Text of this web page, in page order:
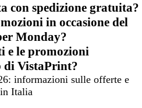
con spedizione gratuita?
in occasione del
Monday?
e le promozioni
di VistaPrint?
informazioni sulle offerte e
Italia